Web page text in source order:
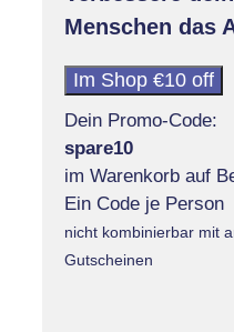
Menschen das
Im Shop €10 off
Dein Promo-Code:
spare10
im Warenkorb auf
Ein Code je Person
nicht kombinierbar mit
Gutscheinen